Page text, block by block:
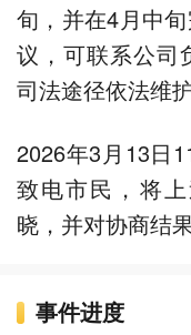
旬，并在4月中
议，可联系公司
司法途径依法维
2026年3月13日
致电市民，将
晓，并对协商结
事件进度